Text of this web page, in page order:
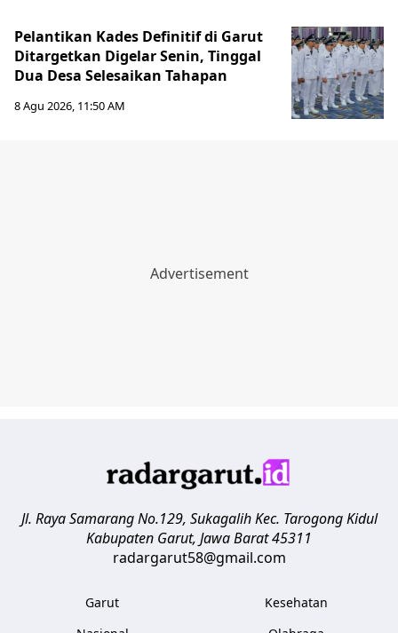
Pelantikan Kades Definitif di Garut
Ditargetkan Digelar Senin, Tinggal
Dua Desa Selesaikan Tahapan
8 Agu 2026, 11:50 AM
Jl. Raya Samarang No.129, Sukagalih Kec. Tarogong Kidul
Kabupaten Garut, Jawa Barat45311
radargarut58@gmail.com
Garut
Kesehatan